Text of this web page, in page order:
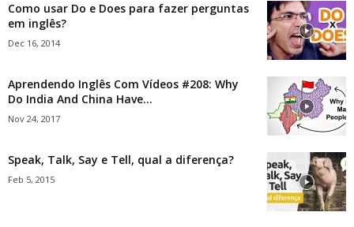
Como usar Do e Does para fazer perguntas
em inglês?
Dec 16, 2014
Aprendendo Inglês Com Vídeos #208: Why
Do India And China Have...
Nov 24, 2017
Speak, Talk, Say e Tell, qual a diferença?
Feb 5, 2015